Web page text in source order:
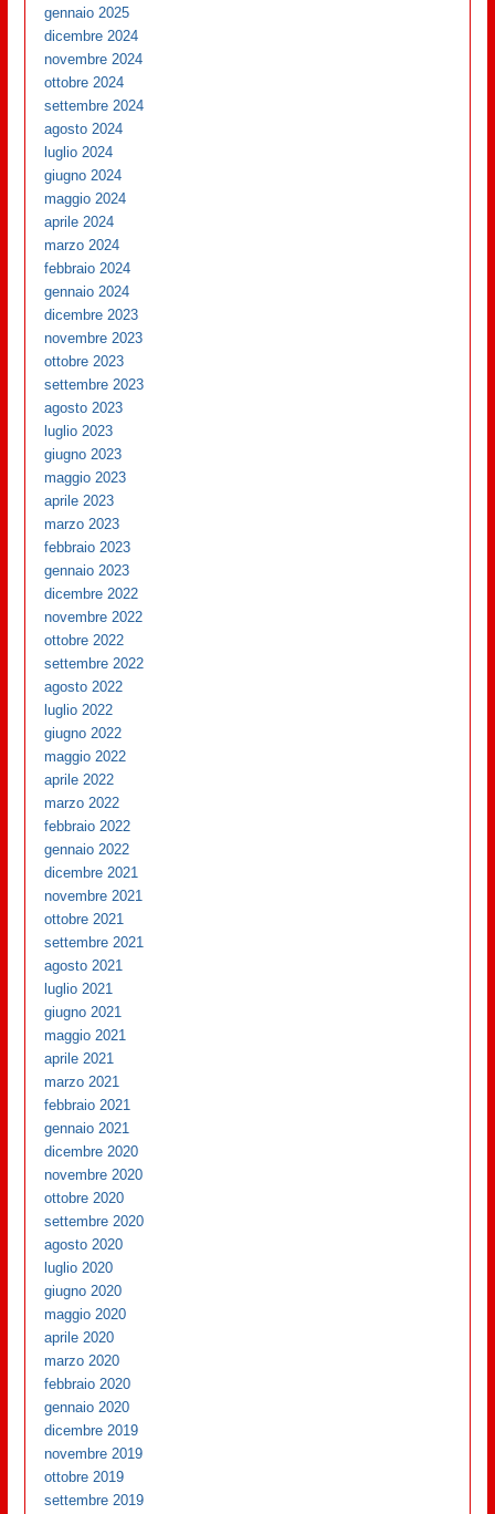
gennaio 2025
dicembre 2024
novembre 2024
ottobre 2024
settembre 2024
agosto 2024
luglio 2024
giugno 2024
maggio 2024
aprile 2024
marzo 2024
febbraio 2024
gennaio 2024
dicembre 2023
novembre 2023
ottobre 2023
settembre 2023
agosto 2023
luglio 2023
giugno 2023
maggio 2023
aprile 2023
marzo 2023
febbraio 2023
gennaio 2023
dicembre 2022
novembre 2022
ottobre 2022
settembre 2022
agosto 2022
luglio 2022
giugno 2022
maggio 2022
aprile 2022
marzo 2022
febbraio 2022
gennaio 2022
dicembre 2021
novembre 2021
ottobre 2021
settembre 2021
agosto 2021
luglio 2021
giugno 2021
maggio 2021
aprile 2021
marzo 2021
febbraio 2021
gennaio 2021
dicembre 2020
novembre 2020
ottobre 2020
settembre 2020
agosto 2020
luglio 2020
giugno 2020
maggio 2020
aprile 2020
marzo 2020
febbraio 2020
gennaio 2020
dicembre 2019
novembre 2019
ottobre 2019
settembre 2019